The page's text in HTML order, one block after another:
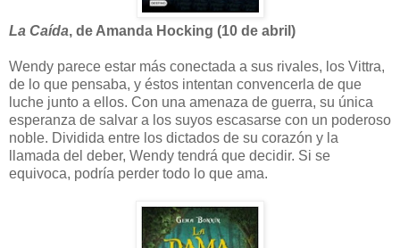
La Caída, de Amanda Hocking (10 de abril)
Wendy parece estar más conectada a sus rivales, los Vittra,
de lo que pensaba, y éstos intentan convencerla de que
luche junto a ellos. Con una amenaza de guerra, su única
esperanza de salvar a los suyos escasarse con un poderoso
noble. Dividida entre los dictados de su corazón y la
llamada del deber, Wendy tendrá que decidir. Si se
equivoca, podría perder todo lo que ama.